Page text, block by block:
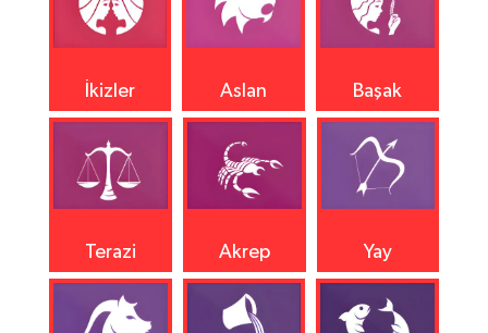
İkizler Aslan Başak
Terazi Akrep Yay